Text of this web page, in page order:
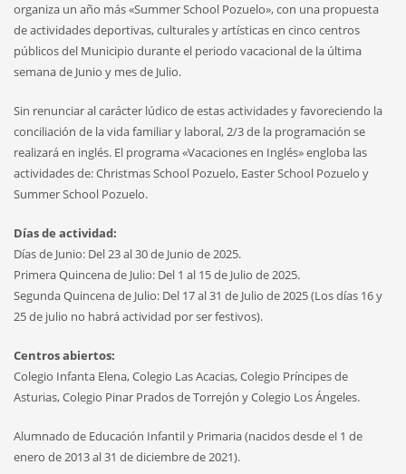
organiza un año más «Summer School Pozuelo», con una propuesta
de actividades deportivas, culturales y artísticas en cinco centros
públicos del Municipio durante el periodo vacacional de la última
semana de Junio y mes de Julio.
Sin renunciar al carácter lúdico de estas actividades y favoreciendo la
conciliación de la vida familiar y laboral, 2/3 de la programación se
realizará en inglés. El programa «Vacaciones en Inglés» engloba las
actividades de: Christmas School Pozuelo, Easter School Pozuelo y
Summer School Pozuelo.
Días de actividad:
Días de Junio: Del 23 al 30 de Junio de 2025.
Primera Quincena de Julio: Del 1 al 15 de Julio de 2025.
Segunda Quincena de Julio: Del 17 al 31 de Julio de 2025 (Los días 16 y
25 de julio no habrá actividad por ser festivos).
Centros abiertos:
Colegio Infanta Elena, Colegio Las Acacias, Colegio Príncipes de
Asturias, Colegio Pinar Prados de Torrejón y Colegio Los Ángeles.
Alumnado de Educación Infantil y Primaria (nacidos desde el 1 de
enero de 2013 al 31 de diciembre de 2021).